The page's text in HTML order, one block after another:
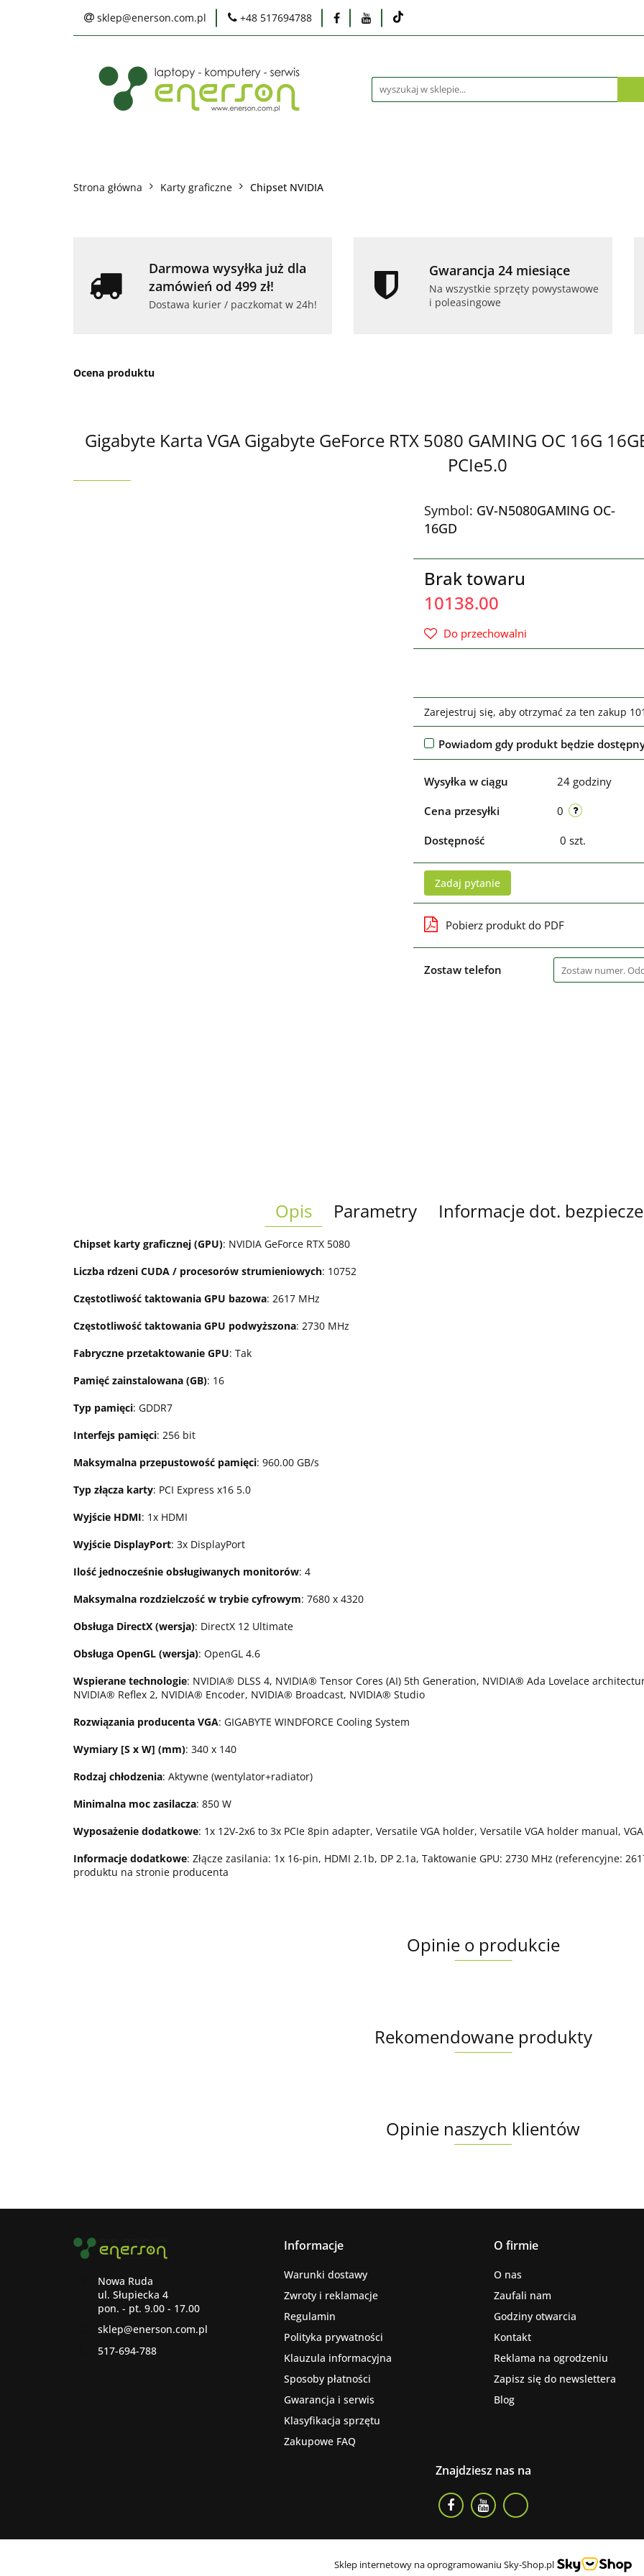
sklep@enerson.com.pl +48 517694788
Serwis
Praca Ochrona środowiska
Laptopy PC Monitory
Karty graficzne Akcesoria Telefony i tablety Serwis Praca
Strona główna Karty graficzne Chipset NVIDIA
Darmowa wysyłka już dla
zamówień od 499 zł!
Dostawa kurier / paczkomat w 24h!
Gwarancja 24 miesiące
Na wszystkie sprzęty powystawowe
i poleasingowe
Ocena produktu
Gigabyte Karta VGA Gigabyte GeForce RTX 5080 GAMING OC 16G
PCIe5.0
Symbol: GV-N5080GAMING OC-
16GD
Brak towaru
10138.00
Do przechowalni
Zarejestruj się, aby otrzymać za ten zakup
Powiadom gdy produkt będzie
Wysyłka w ciągu 24 godziny
Cena przesyłki 0
Dostępność 0 szt.
Zadaj pytanie
Pobierz produkt do PDF
Zostaw telefon
Opis Parametry Informacje dot.
Chipset karty graficznej (GPU): NVIDIA GeForce RTX 5080
Liczba rdzeni CUDA / procesorów strumieniowych: 10752
Częstotliwość taktowania GPU bazowa: 2617 MHz
Częstotliwość taktowania GPU podwyższona: 2730 MHz
Fabryczne przetaktowanie GPU: Tak
Pamięć zainstalowana (GB): 16
Typ pamięci: GDDR7
Interfejs pamięci: 256 bit
Maksymalna przepustowość pamięci: 960.00 GB/s
Typ złącza karty: PCI Express x16 5.0
Wyjście HDMI: 1x HDMI
Wyjście DisplayPort: 3x DisplayPort
Ilość jednocześnie obsługiwanych monitorów: 4
Maksymalna rozdzielczość w trybie cyfrowym: 7680 x 4320
Obsługa DirectX (wersja): DirectX 12 Ultimate
Obsługa OpenGL (wersja): OpenGL 4.6
Wspierane technologie: NVIDIA® DLSS 4, NVIDIA® Tensor Cores (AI) 5th Generation, NVIDIA® Ada Lovelace
NVIDIA® Reflex 2, NVIDIA® Encoder, NVIDIA® Broadcast, NVIDIA® Studio
Rozwiązania producenta VGA: GIGABYTE WINDFORCE Cooling System
Wymiary [S x W] (mm): 340 x 140
Rodzaj chłodzenia: Aktywne (wentylator+radiator)
Minimalna moc zasilacza: 850 W
Wyposażenie dodatkowe: 1x 12V-2x6 to 3x PCIe 8pin adapter, Versatile VGA holder, Versatile VGA holder manual,
Informacje dodatkowe: Złącze zasilania: 1x 16-pin, HDMI 2.1b, DP 2.1a, Taktowanie GPU: 2730 MHz (referencyjne:
produktu na stronie producenta
Opinie o produkcie
Rekomendowane produkty
Opinie naszych klientów
Nowa Ruda
ul. Słupiecka 4
pon. - pt. 9.00 - 17.00
sklep@enerson.com.pl
517-694-788
Informacje
Warunki dostawy
Zwroty i reklamacje
Regulamin
Polityka prywatności
Klauzula informacyjna
Sposoby płatności
Gwarancja i serwis
Klasyfikacja sprzętu
Zakupowe FAQ
O firmie
O nas
Zaufali nam
Godziny otwarcia
Kontakt
Reklama na ogrodzeniu
Zapisz się do newslettera
Blog
Znajdziesz nas na
Sklep internetowy na oprogramowaniu Sky-Shop.pl